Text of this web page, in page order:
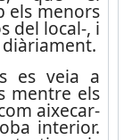
els menors
del local-, i
es veia a
mentre els
aixecar-
interior.